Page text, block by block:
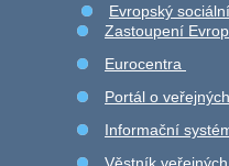
Evropský
Zastoupení
Eurocentra
Portál o
Informační
Věstník